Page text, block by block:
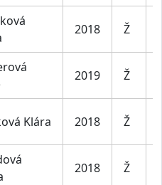
2018 Ž
2019 Ž
Klára 2018 Ž
2018 Ž